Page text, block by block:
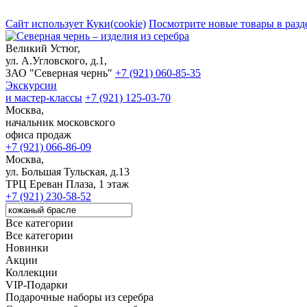
Сайт использует Куки(cookie) Посмотрите новые товары в
Великий Устюг,
ул. А.Угловского, д.1,
ЗАО "Северная чернь" +7 (921) 060-85-35
Экскурсии
и мастер-классы +7 (921) 125-03-70
Москва,
начальник московского
офиса продаж
+7 (921) 066-86-09
Москва,
ул. Большая Тульская, д.13
ТРЦ Ереван Плаза, 1 этаж
+7 (921) 230-58-52
Все категории
Все категории
Новинки
Акции
Коллекции
VIP-Подарки
Подарочные наборы из серебра